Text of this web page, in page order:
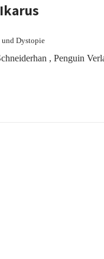
Dystopie
, Penguin